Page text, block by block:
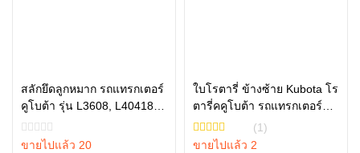
สลักยึดลูกหมาก รถแทรกเตอร์
คูโบต้า รุ่น L3608, L40418,
L4708, L5018 รุ่น L ทุกรุ่น
05511-50328
ขายไปแล้ว 20
หยิบใส่ตะกร้า
ใบโรตารี่ ข้างซ้าย Kubota โร
ตารี่คคูโบต้า รถแทรกเตอร์คู
โบต้า รุ่น L3608 L4018
W9516-54163
(1)
ขายไปแล้ว 2
หยิบใส่ตะกร้า